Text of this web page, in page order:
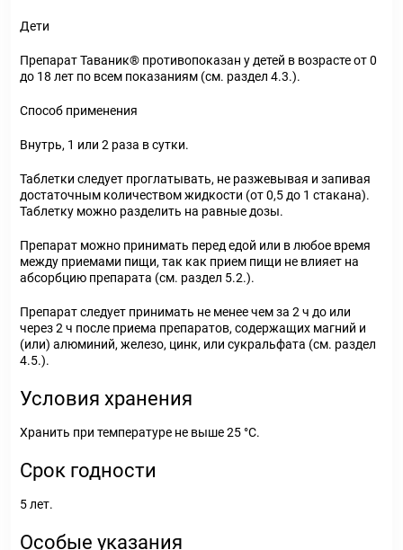
Дети
Препарат Таваник® противопоказан у детей в возрасте от 0
до 18 лет по всем показаниям (см. раздел 4.3.).
Способ применения
Внутрь, 1 или 2 раза в сутки.
Таблетки следует проглатывать, не разжевывая и запивая
достаточным количеством жидкости (от 0,5 до 1 стакана).
Таблетку можно разделить на равные дозы.
Препарат можно принимать перед едой или в любое время
между приемами пищи, так как прием пищи не влияет на
абсорбцию препарата (см. раздел 5.2.).
Препарат следует принимать не менее чем за 2 ч до или
через 2 ч после приема препаратов, содержащих магний и
(или) алюминий, железо, цинк, или сукральфата (см. раздел
4.5.).
Условия хранения
Хранить при температуре не выше 25 °C.
Срок годности
5 лет.
Особые указания